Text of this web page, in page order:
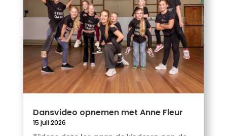
Dansvideo opnemen met Anne Fleur
15 juli 2026